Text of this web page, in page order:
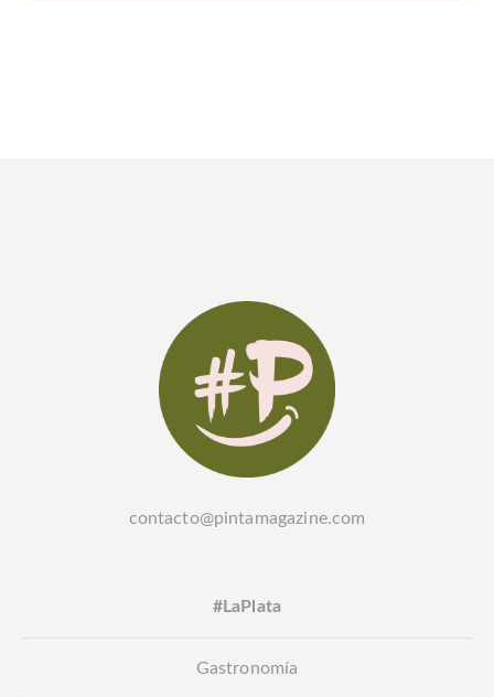
contacto@pintamagazine.com
#LaPlata
Gastronomía